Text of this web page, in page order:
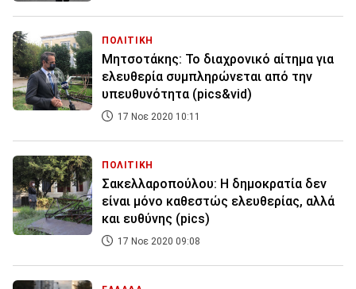
ΠΟΛΙΤΙΚΗ
Μητσοτάκης: Το διαχρονικό αίτημα για
ελευθερία συμπληρώνεται από την
υπευθυνότητα (pics&vid)
17 Νοε 2020 10:11
ΠΟΛΙΤΙΚΗ
Σακελλαροπούλου: Η δημοκρατία δεν
είναι μόνο καθεστώς ελευθερίας, αλλά
και ευθύνης (pics)
17 Νοε 2020 09:08